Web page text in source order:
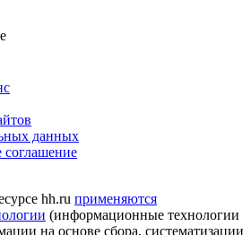
данных
соглашение
hh.ru применяются
(информационные технологии
на основе сбора, систематизации